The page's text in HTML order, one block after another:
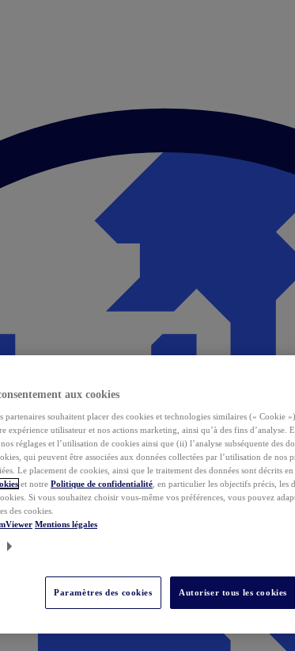
aux cookies
partenaires souhaitent placer des cookies et technologies similaires (« Cookie
expérience utilisateur et nos actions marketing, ainsi qu’à des fins d’analyse.
réglages et l’utilisation de cookies ainsi que (ii) l’analyse subséquente des
qui peuvent être associées aux données collectées par l’utilisation de nos
Le placement de cookies, ainsi que le traitement des données sont décrits
et notre Politique de confidentialité , en particulier les objectifs précis, les
Si vous souhaitez choisir vous-même vos préférences, vous pouvez
des cookies.
Mentions légales
Paramètres des cookies Autoriser tous les cookies